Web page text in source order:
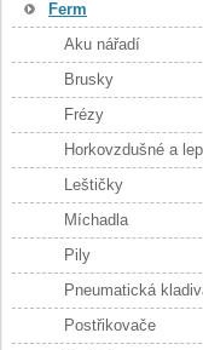
Ferm
Aku nářadí
Brusky
Frézy
Horkovzdušné a
Leštičky
Míchadla
Pily
Pneumatická
Postřikovače